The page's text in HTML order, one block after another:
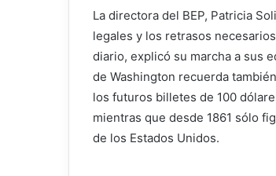
La directora del BEP, Patricia
legales y los retrasos
diario, explicó su marcha a sus
de Washington recuerda
los futuros billetes de 100
mientras que desde 1861 sólo
de los Estados Unidos.